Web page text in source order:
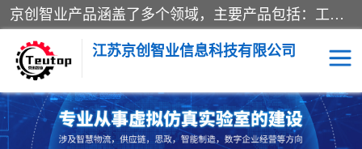
京创智业产品涵盖了多个领域，主要产品包括：工业4.0生产线解决方案，智慧物流综合实训室，教学设备与实验室建设，虚拟仿真实验室等。公司将秉持“创新、执着、诚信、共赢”的理念，以“将服务当作使命”为核心价值观，致力于为客户创造价值，与客户、合作伙伴和员工共同成长。
江苏京创智业信息科技有限公司
VR物流实训 低碳供应链